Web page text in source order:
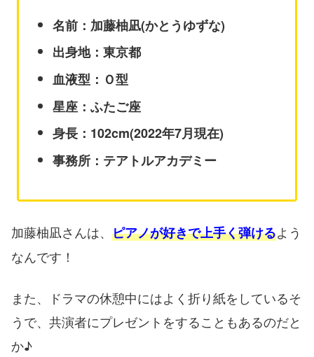
名前：加藤柚凪(かとうゆずな)
出身地：東京都
血液型：Ｏ型
星座：ふたご座
身長：102cm(2022年7月現在)
事務所：テアトルアカデミー
加藤柚凪さんは、 ピアノが好きで上手く弾けるよう
なんです！
また、ドラマの休憩中にはよく折り紙をしているそ
うで、共演者にプレゼントをすることもあるのだと
か♪